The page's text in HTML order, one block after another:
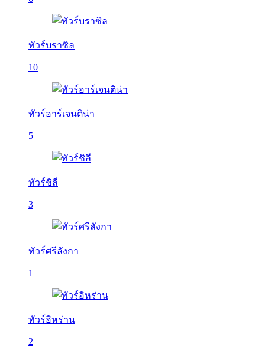
ทัวร์บราซิล
10
ทัวร์อาร์เจนติน่า
5
ทัวร์ชิลี
3
ทัวร์ศรีลังกา
1
ทัวร์อิหร่าน
2